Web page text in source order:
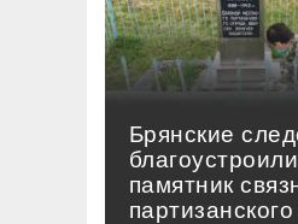
Брянские
благоустроили
памятник